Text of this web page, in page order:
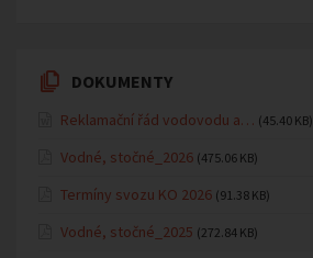
DOKUMENTY
Reklamační řád vodovodu a… (45.40 KB)
Vodné, stočné_2026 (475.06 KB)
Termíny svozu KO 2026 (91.38 KB)
Vodné, stočné_2025 (272.84 KB)